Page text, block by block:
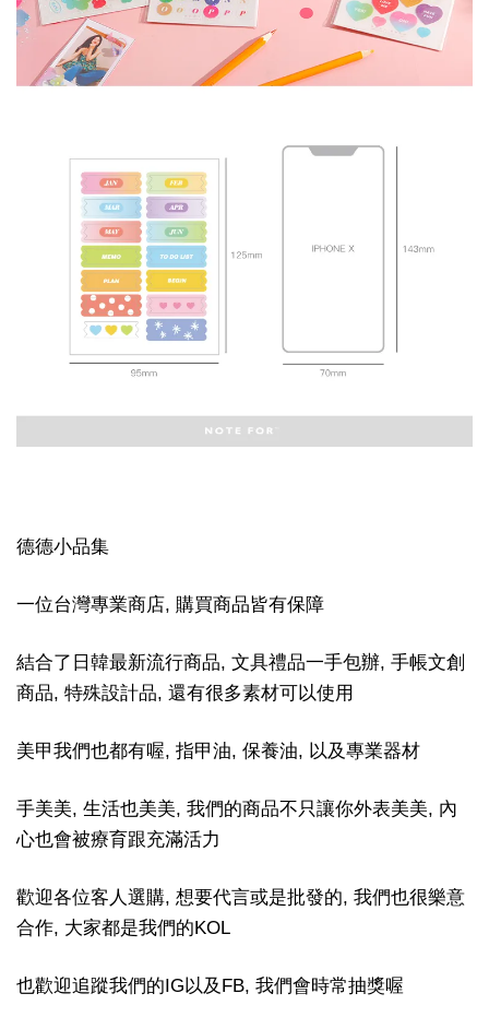
德德小品集
一位台灣專業商店, 購買商品皆有保障
結合了日韓最新流行商品, 文具禮品一手包辦, 手帳文創
商品, 特殊設計品, 還有很多素材可以使用
美甲我們也都有喔, 指甲油, 保養油, 以及專業器材
手美美, 生活也美美, 我們的商品不只讓你外表美美, 內
心也會被療育跟充滿活力
歡迎各位客人選購, 想要代言或是批發的, 我們也很樂意
合作, 大家都是我們的KOL
也歡迎追蹤我們的IG以及FB, 我們會時常抽獎喔